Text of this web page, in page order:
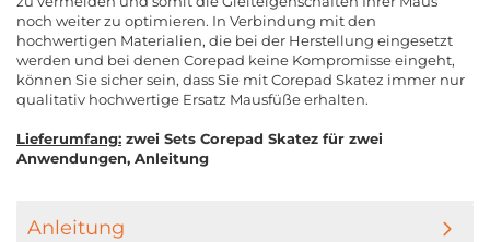
noch weiter zu optimieren. In Verbindung mit den
hochwertigen Materialien, die bei der Herstellung eingesetzt
werden und bei denen Corepad keine Kompromisse eingeht,
können Sie sicher sein, dass Sie mit Corepad Skatez immer nur
qualitativ hochwertige Ersatz Mausfüße erhalten.
Lieferumfang: zwei Sets Corepad Skatez für zwei
Anwendungen, Anleitung
Anleitung